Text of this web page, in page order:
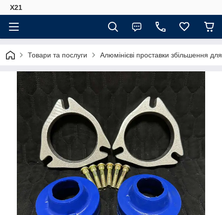
Х21
Товари та послуги Алюмінієві проставки збільшення